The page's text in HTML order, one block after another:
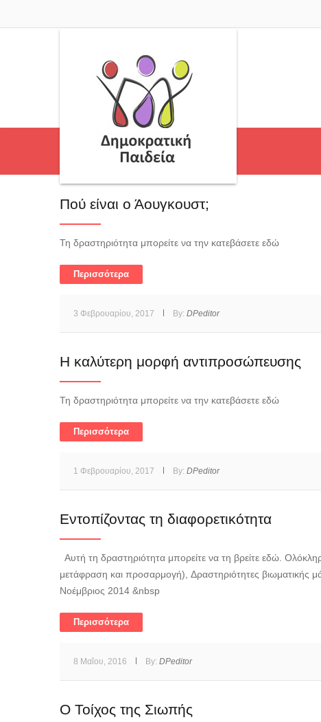
Πού είναι ο Άουγκουστ;
Τη δραστηριότητα μπορείτε να την κατεβάσετε εδώ
Περισσότερα
3 Φεβρουαρίου, 2017 By: DPeditor
Η καλύτερη μορφή αντιπροσώπευσης
Τη δραστηριότητα μπορείτε να την κατεβάσετε εδώ
Περισσότερα
1 Φεβρουαρίου, 2017 By: DPeditor
Εντοπίζοντας τη διαφορετικότητα
Αυτή τη δραστηριότητα μπορείτε να τη βρείτε εδώ.
μετάφραση και προσαρμογή), Δραστηριότητες
Νοέμβριος 2014 &nbsp
Περισσότερα
8 Μαΐου, 2016 By: DPeditor
Ο Τοίχος της Σιωπής